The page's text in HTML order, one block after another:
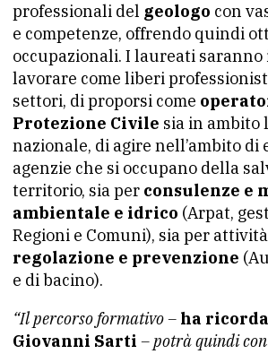
professionali del geologo con
e competenze, offrendo quindi
occupazionali. I laureati saranno
lavorare come liberi
settori, di proporsi come
Protezione Civile sia in ambito
nazionale, di agire nell’ambito di
agenzie che si occupano della
territorio, sia per consulenze e
ambientale e idrico (Arpat,
Regioni e Comuni), sia per
regolazione e prevenzione
e di bacino).
“Il percorso formativo – ha
Giovanni Sarti – potrà quindi